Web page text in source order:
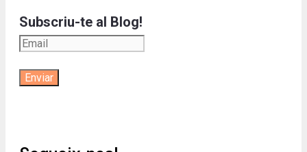
Subscriu-te al Blog!